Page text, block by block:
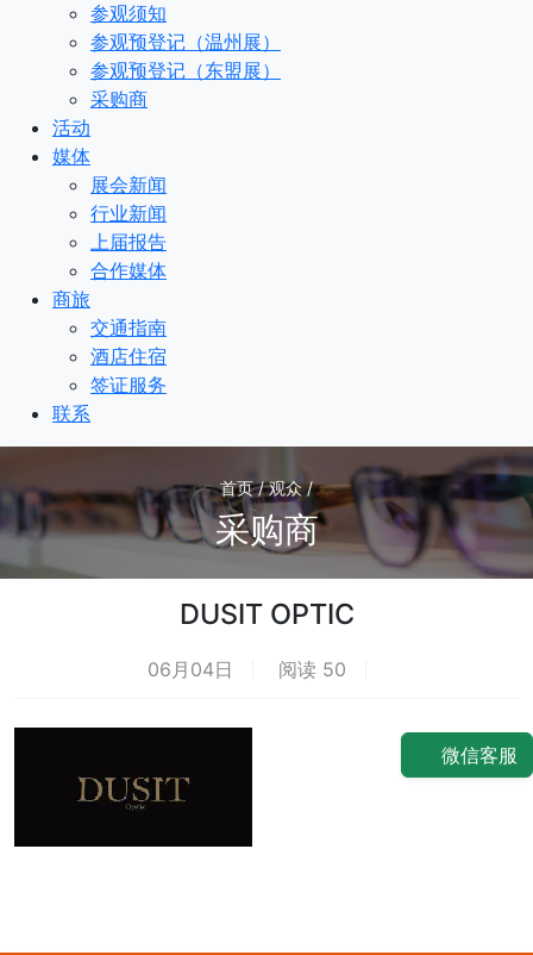
参观须知
参观预登记（温州展）
参观预登记（东盟展）
采购商
活动
媒体
展会新闻
行业新闻
上届报告
合作媒体
商旅
交通指南
酒店住宿
签证服务
联系
首页 / 观众 /
采购商
DUSIT OPTIC
06月04日 阅读 50
微信客服